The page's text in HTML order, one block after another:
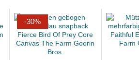
-30%